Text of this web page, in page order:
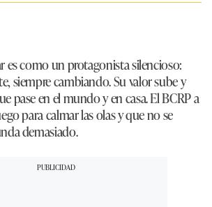
es como un protagonista silencioso:
siempre cambiando. Su valor sube y
pase en el mundo y en casa. El BCRP a
para calmar las olas y que no se
demasiado.